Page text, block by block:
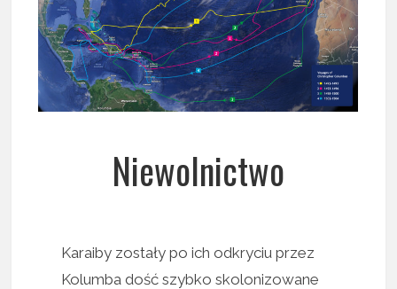
Niewolnictwo
Karaiby zostały po ich odkryciu przez
Kolumba dość szybko skolonizowane